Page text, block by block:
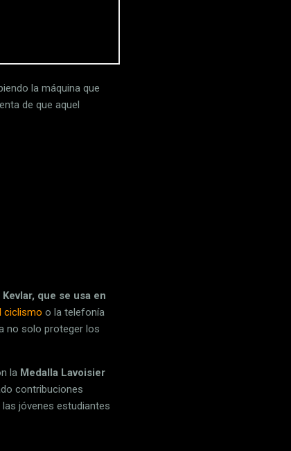
la máquina que
de que aquel
que se usa en
ciclismo o la telefonía
no solo proteger los
la Medalla Lavoisier
contribuciones
jóvenes estudiantes